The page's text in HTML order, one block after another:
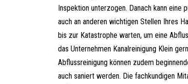
Inspektion unterzogen. Danach kann eine
auch an anderen wichtigen Stellen Ihres
bis zur Katastrophe warten, um eine
das Unternehmen Kanalreinigung Klein
Abflussreinigung können zudem
auch saniert werden. Die fachkundigen